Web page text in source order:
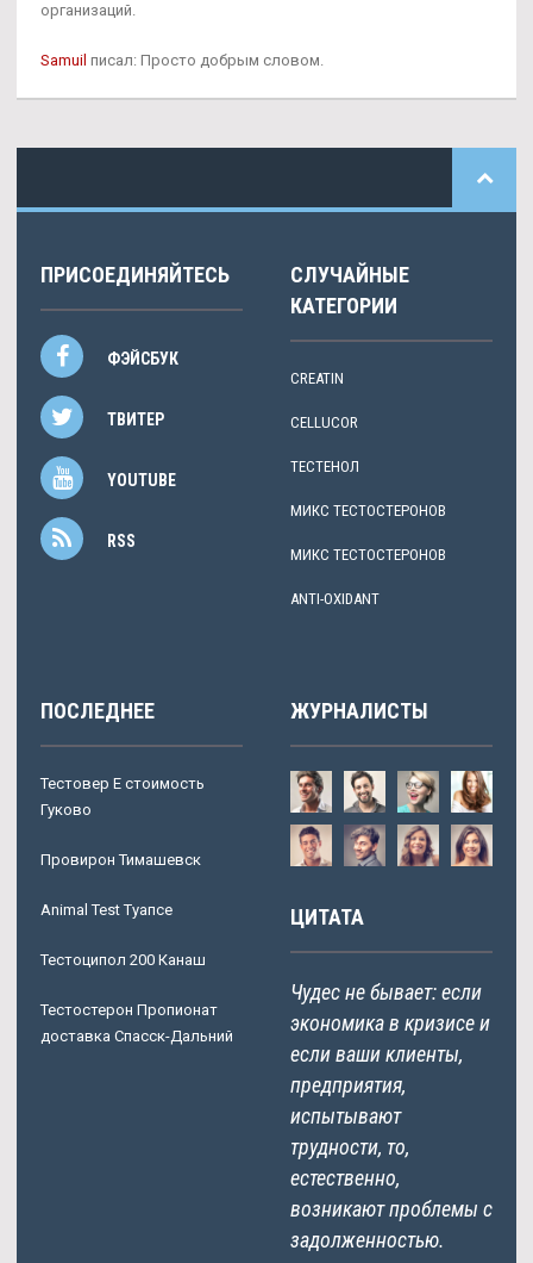
организаций.
Samuil писал: Просто добрым словом.
ПРИСОЕДИНЯЙТЕСЬ
ФЭЙСБУК
ТВИТЕР
YOUTUBE
RSS
СЛУЧАЙНЫЕ
КАТЕГОРИИ
CREATIN
CELLUCOR
ТЕСТЕНОЛ
МИКС ТЕСТОСТЕРОНОВ
МИКС ТЕСТОСТЕРОНОВ
ANTI-OXIDANT
ПОСЛЕДНЕЕ
Тестовер Е стоимость
Гуково
Провирон Тимашевск
Animal Test Туапсе
Тестоципол 200 Канаш
Тестостерон Пропионат
доставка Спасск-Дальний
ЖУРНАЛИСТЫ
ЦИТАТА
Чудес не бывает: если
экономика в кризисе и
если ваши клиенты,
предприятия,
испытывают
трудности, то,
естественно,
возникают проблемы с
задолженностью.